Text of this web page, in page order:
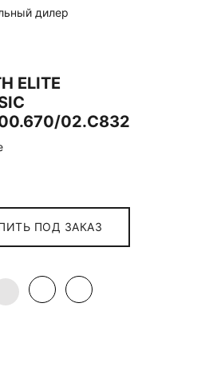
дилер
ELITE
02.C832
ПОД ЗАКАЗ